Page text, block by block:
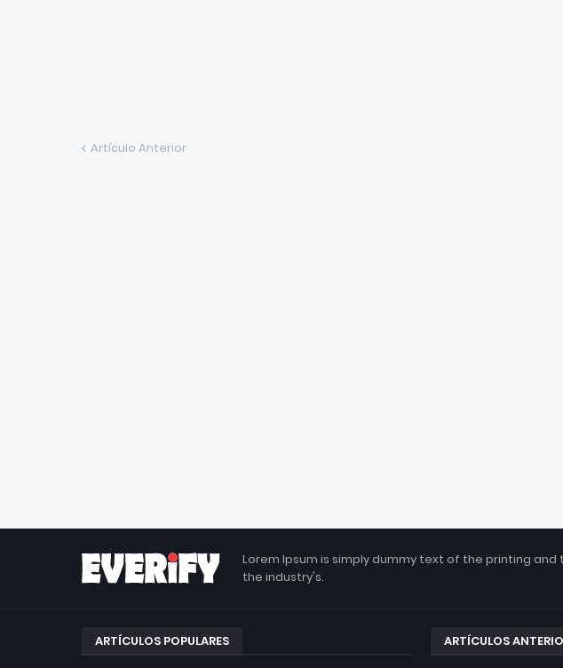
Artículo Anterior
Lorem Ipsum is simply dummy text of the printing
the industry's.
ARTÍCULOS POPULARES ARTÍCULOS